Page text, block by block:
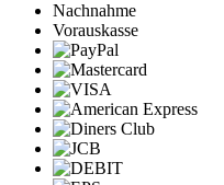
Nachnahme
Vorauskasse